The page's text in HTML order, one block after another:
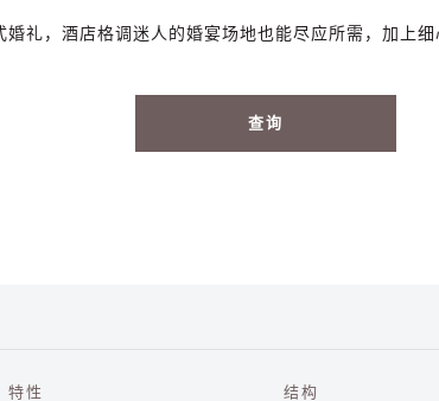
礼，酒店格调迷人的婚宴场地也能尽应所需，加上
查询
特性 结构